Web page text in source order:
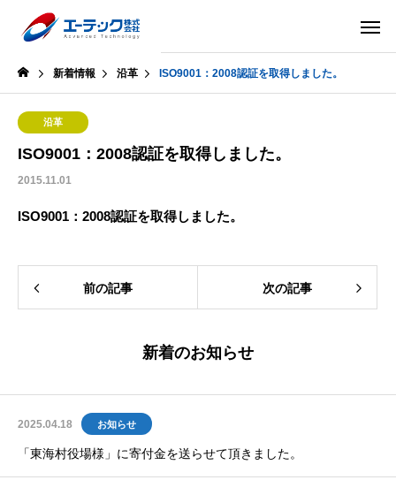
新着情報 沿革 ISO9001：2008認証を取得しました。
沿革
ISO9001：2008認証を取得しました。
2015.11.01
ISO9001：2008認証を取得しました。
前の記事 次の記事
新着のお知らせ
2025.04.18 お知らせ
「東海村役場様」に寄付金を送らせて頂きました。